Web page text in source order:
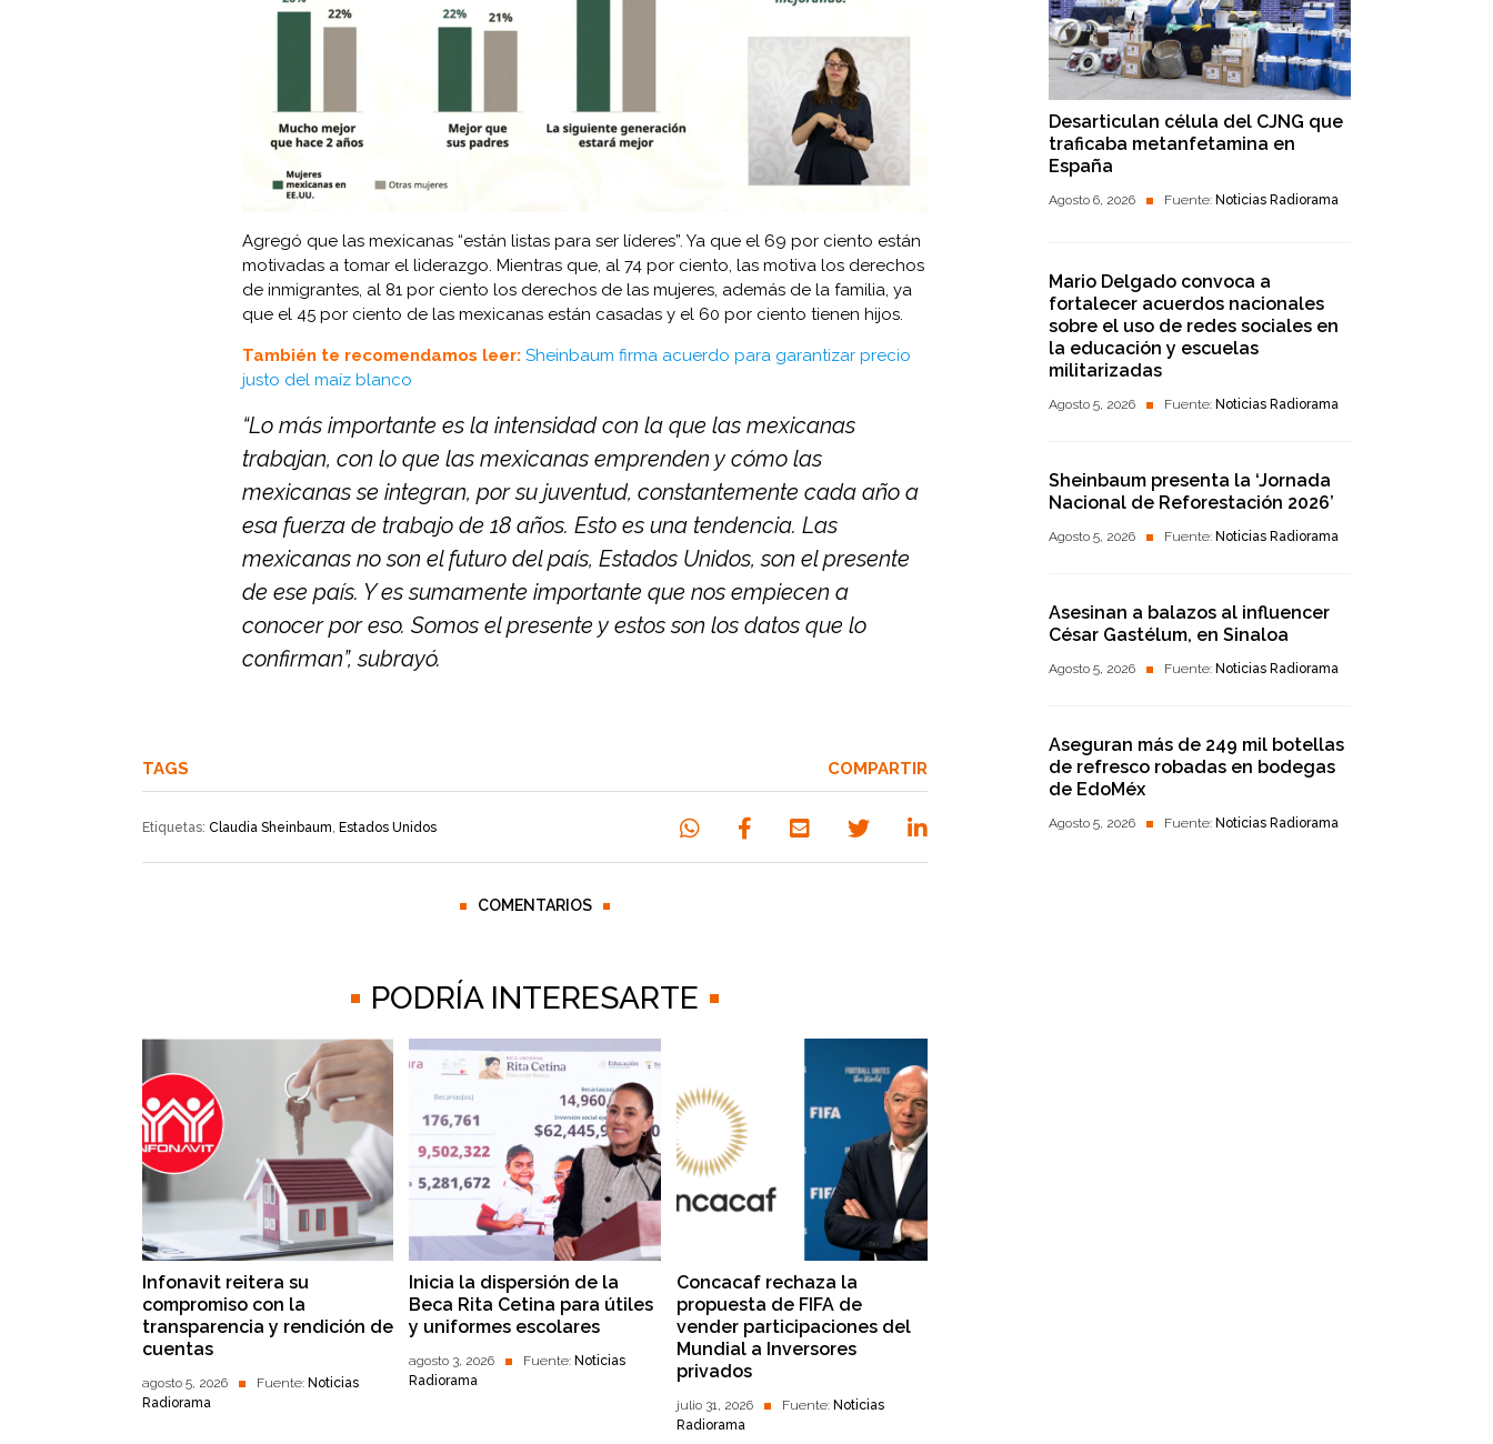
Agregó que las mexicanas “están listas para ser líderes”. Ya que el 69 por ciento están
motivadas a tomar el liderazgo. Mientras que, al 74 por ciento, las motiva los derechos
de inmigrantes, al 81 por ciento los derechos de las mujeres, además de la familia, ya
que el 45 por ciento de las mexicanas están casadas y el 60 por ciento tienen hijos.
También te recomendamos leer: Sheinbaum firma acuerdo para garantizar precio
justo del maíz blanco
“Lo más importante es la intensidad con la que las mexicanas
trabajan, con lo que las mexicanas emprenden y cómo las
mexicanas se integran, por su juventud, constantemente cada año a
esa fuerza de trabajo de 18 años. Esto es una tendencia. Las
mexicanas no son el futuro del país, Estados Unidos, son el presente
de ese país. Y es sumamente importante que nos empiecen a
conocer por eso. Somos el presente y estos son los datos que lo
confirman”, subrayó.
TAGS
Etiquetas: Claudia Sheinbaum, Estados Unidos
COMPARTIR
COMENTARIOS
PODRÍA INTERESARTE
Infonavit reitera su
compromiso con la
transparencia y rendición de
cuentas
agosto 5, 2026 Fuente: Noticias
Radiorama
Inicia la dispersión de la
Beca Rita Cetina para útiles
y uniformes escolares
agosto 3, 2026 Fuente: Noticias
Radiorama
Concacaf rechaza la
propuesta de FIFA de
vender participaciones del
Mundial a Inversores
privados
julio 31, 2026 Fuente: Noticias
Radiorama
Desarticulan célula del CJNG que
traficaba metanfetamina en
España
Agosto 6, 2026 Fuente: Noticias Radiorama
Mario Delgado convoca a
fortalecer acuerdos nacionales
sobre el uso de redes sociales en
la educación y escuelas
militarizadas
Agosto 5, 2026 Fuente: Noticias Radiorama
Sheinbaum presenta la ‘Jornada
Nacional de Reforestación 2026’
Agosto 5, 2026 Fuente: Noticias Radiorama
Asesinan a balazos al influencer
César Gastélum, en Sinaloa
Agosto 5, 2026 Fuente: Noticias Radiorama
Aseguran más de 249 mil botellas
de refresco robadas en bodegas
de EdoMéx
Agosto 5, 2026 Fuente: Noticias Radiorama